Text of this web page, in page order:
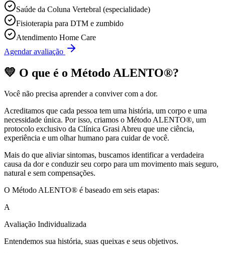
Saúde da Coluna Vertebral (especialidade)
Fisioterapia para DTM e zumbido
Atendimento Home Care
Agendar avaliação
💛 O que é o Método ALENTO®?
Você não precisa aprender a conviver com a dor.
Acreditamos que cada pessoa tem uma história, um corpo e uma
necessidade única. Por isso, criamos o Método ALENTO®, um
protocolo exclusivo da Clínica Grasi Abreu que une ciência,
experiência e um olhar humano para cuidar de você.
Mais do que aliviar sintomas, buscamos identificar a verdadeira
causa da dor e conduzir seu corpo para um movimento mais seguro,
natural e sem compensações.
O Método ALENTO® é baseado em seis etapas:
A
Avaliação Individualizada
Entendemos sua história, suas queixas e seus objetivos.